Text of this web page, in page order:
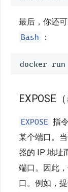
最后，你还
Bash ：
EXPOSE
EXPOSE 指
某个端口。
器的 IP 地址
端口。因此
口。例如，